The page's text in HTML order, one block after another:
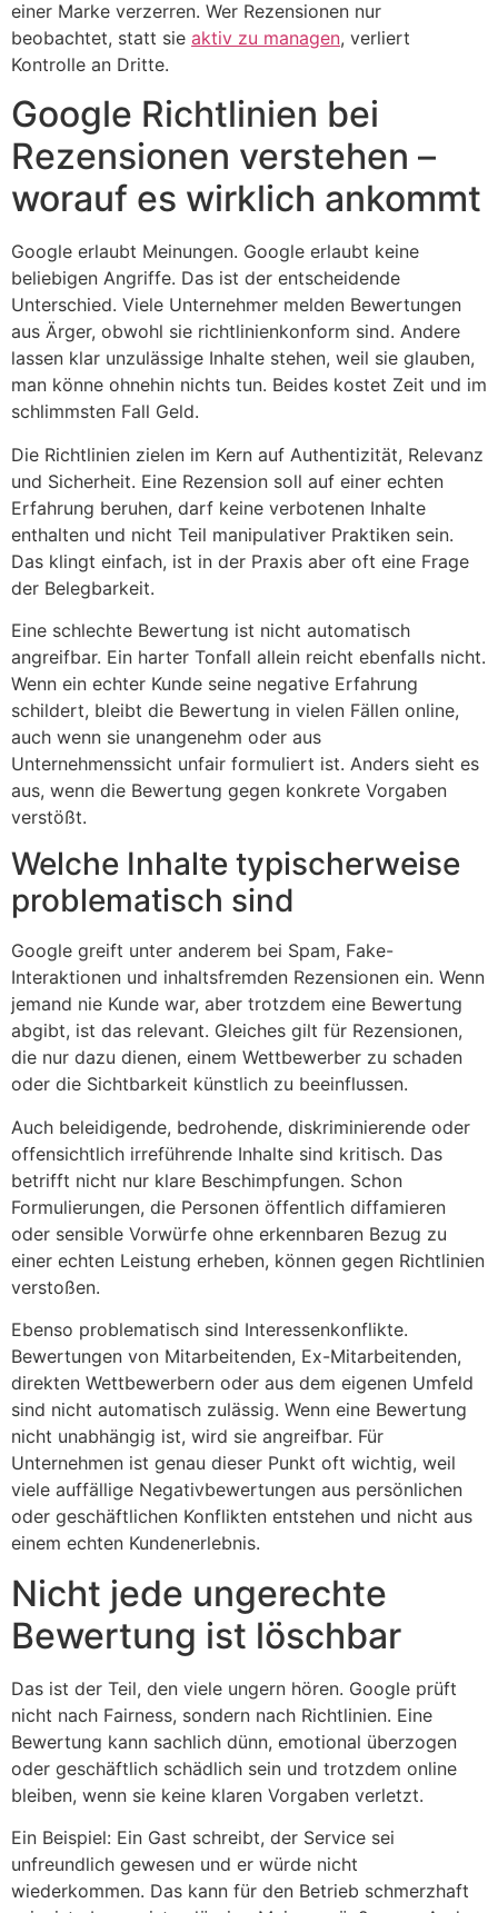
einer Marke verzerren. Wer Rezensionen nur
beobachtet, statt sie aktiv zu managen, verliert
Kontrolle an Dritte.
Google Richtlinien bei
Rezensionen verstehen –
worauf es wirklich ankommt
Google erlaubt Meinungen. Google erlaubt keine
beliebigen Angriffe. Das ist der entscheidende
Unterschied. Viele Unternehmer melden Bewertungen
aus Ärger, obwohl sie richtlinienkonform sind. Andere
lassen klar unzulässige Inhalte stehen, weil sie glauben,
man könne ohnehin nichts tun. Beides kostet Zeit und im
schlimmsten Fall Geld.
Die Richtlinien zielen im Kern auf Authentizität, Relevanz
und Sicherheit. Eine Rezension soll auf einer echten
Erfahrung beruhen, darf keine verbotenen Inhalte
enthalten und nicht Teil manipulativer Praktiken sein.
Das klingt einfach, ist in der Praxis aber oft eine Frage
der Belegbarkeit.
Eine schlechte Bewertung ist nicht automatisch
angreifbar. Ein harter Tonfall allein reicht ebenfalls nicht.
Wenn ein echter Kunde seine negative Erfahrung
schildert, bleibt die Bewertung in vielen Fällen online,
auch wenn sie unangenehm oder aus
Unternehmenssicht unfair formuliert ist. Anders sieht es
aus, wenn die Bewertung gegen konkrete Vorgaben
verstößt.
Welche Inhalte typischerweise
problematisch sind
Google greift unter anderem bei Spam, Fake-
Interaktionen und inhaltsfremden Rezensionen ein. Wenn
jemand nie Kunde war, aber trotzdem eine Bewertung
abgibt, ist das relevant. Gleiches gilt für Rezensionen,
die nur dazu dienen, einem Wettbewerber zu schaden
oder die Sichtbarkeit künstlich zu beeinflussen.
Auch beleidigende, bedrohende, diskriminierende oder
offensichtlich irreführende Inhalte sind kritisch. Das
betrifft nicht nur klare Beschimpfungen. Schon
Formulierungen, die Personen öffentlich diffamieren
oder sensible Vorwürfe ohne erkennbaren Bezug zu
einer echten Leistung erheben, können gegen Richtlinien
verstoßen.
Ebenso problematisch sind Interessenkonflikte.
Bewertungen von Mitarbeitenden, Ex-Mitarbeitenden,
direkten Wettbewerbern oder aus dem eigenen Umfeld
sind nicht automatisch zulässig. Wenn eine Bewertung
nicht unabhängig ist, wird sie angreifbar. Für
Unternehmen ist genau dieser Punkt oft wichtig, weil
viele auffällige Negativbewertungen aus persönlichen
oder geschäftlichen Konflikten entstehen und nicht aus
einem echten Kundenerlebnis.
Nicht jede ungerechte
Bewertung ist löschbar
Das ist der Teil, den viele ungern hören. Google prüft
nicht nach Fairness, sondern nach Richtlinien. Eine
Bewertung kann sachlich dünn, emotional überzogen
oder geschäftlich schädlich sein und trotzdem online
bleiben, wenn sie keine klaren Vorgaben verletzt.
Ein Beispiel: Ein Gast schreibt, der Service sei
unfreundlich gewesen und er würde nicht
wiederkommen. Das kann für den Betrieb schmerzhaft